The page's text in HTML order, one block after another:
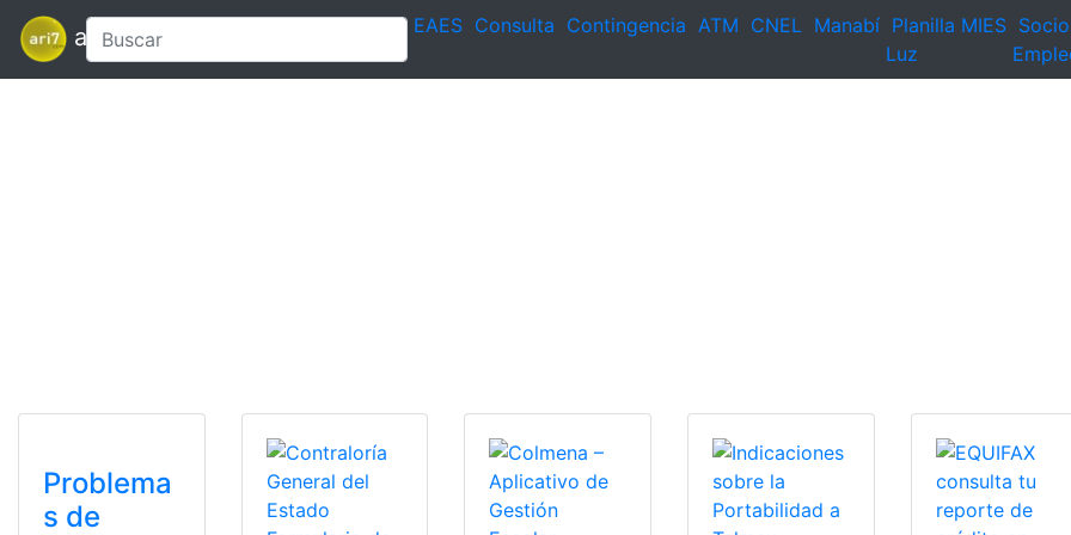
ari7 EAES Consulta Contingencia ATM CNEL Manabí Planilla
Luz
MIES Socio
Problema
s de